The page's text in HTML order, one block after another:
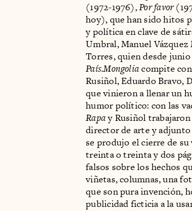
(1972-1976),Por favor
hoy), que han sido hitos
y política en clave de
Umbral, Manuel Vázquez
Torres, quien desde
País.Mongoliacompite
Rusiñol, Eduardo Bravo,
que vinieron a llenar un
humor político: con las
Rapay Rusiñol
director de arte y
se produjo el cierre de
treinta o treinta y dos
falsos sobre los hechos
viñetas, columnas, una
que son pura invención,
publicidad ficticia a la